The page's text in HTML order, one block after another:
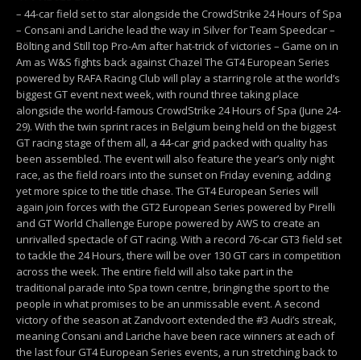
– 44-car field set to star alongside the CrowdStrike 24 Hours of Spa
– Consani and Lariche lead the way in Silver for Team Speedcar –
Bölting and Still top Pro-Am after hat-trick of victories – Game on in
Am as W&S fights back against Chazel The GT4 European Series
powered by RAFA Racing Club will play a starring role at the world’s
biggest GT event next week, with round three taking place
alongside the world-famous CrowdStrike 24 Hours of Spa (June 24-
29). With the twin sprint races in Belgium being held on the biggest
GT racing stage of them all, a 44-car grid packed with quality has
been assembled. The event will also feature the year’s only night
race, as the field roars into the sunset on Friday evening, adding
yet more spice to the title chase. The GT4 European Series will
again join forces with the GT2 European Series powered by Pirelli
and GT World Challenge Europe powered by AWS to create an
unrivalled spectacle of GT racing. With a record 76-car GT3 field set
to tackle the 24 Hours, there will be over 130 GT cars in competition
across the week. The entire field will also take part in the
traditional parade into Spa town centre, bringing the sport to the
people in what promises to be an unmissable event. A second
victory of the season at Zandvoort extended the #3 Audi’s streak,
meaning Consani and Lariche have been race winners at each of
the last four GT4 European Series events, a run stretching back to